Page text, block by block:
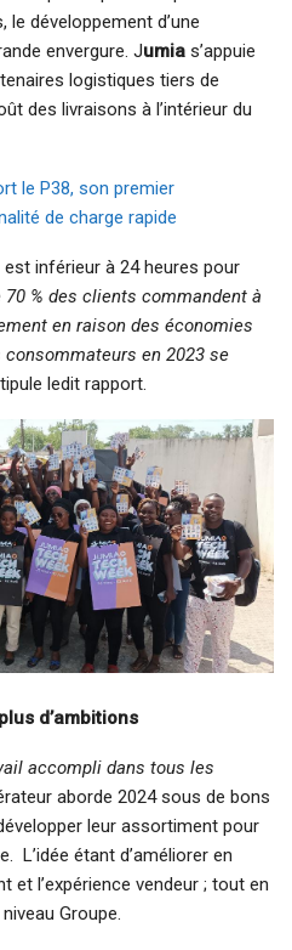
développement d’une
envergure. Jumia s’appuie
logistiques tiers de
des livraisons à l’intérieur du
le P38, son premier
de charge rapide
inférieur à 24 heures pour
70 % des clients commandent à
en raison des économies
en 2023 se
ledit rapport.
d’ambitions
accompli dans tous les
aborde 2024 sous de bons
leur assortiment pour
L’idée étant d’améliorer en
et l’expérience vendeur ; tout en
Groupe.